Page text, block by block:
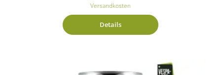
Versandkosten
Details